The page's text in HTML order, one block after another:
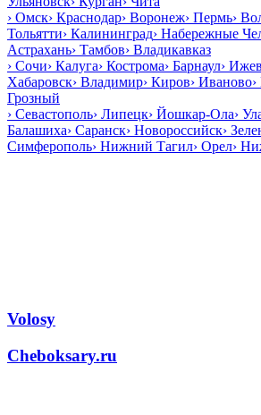
› Омск› Краснодар› Воронеж› Пермь›
Тольятти› Калининград› Набережные
Астрахань› Тамбов› Владикавказ
› Сочи› Калуга› Кострома› Барнаул›
Хабаровск› Владимир› Киров› Иваново›
Грозный
› Севастополь› Липецк› Йошкар-Ола›
Балашиха› Саранск› Новороссийск›
Симферополь› Нижний Тагил› Орел›
Volosy
Cheboksary.ru